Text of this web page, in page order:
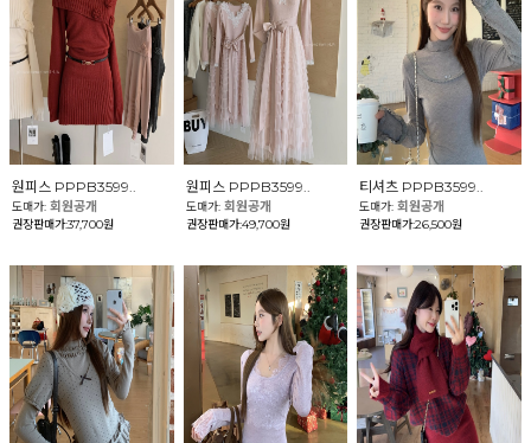
원피스 PPPB3599..
도매가: 회원공개
권장판매가:37,700원
원피스 PPPB3599..
도매가: 회원공개
권장판매가:49,700원
티셔츠 PPPB3599..
도매가:회원공개
권장판매가:26,500원